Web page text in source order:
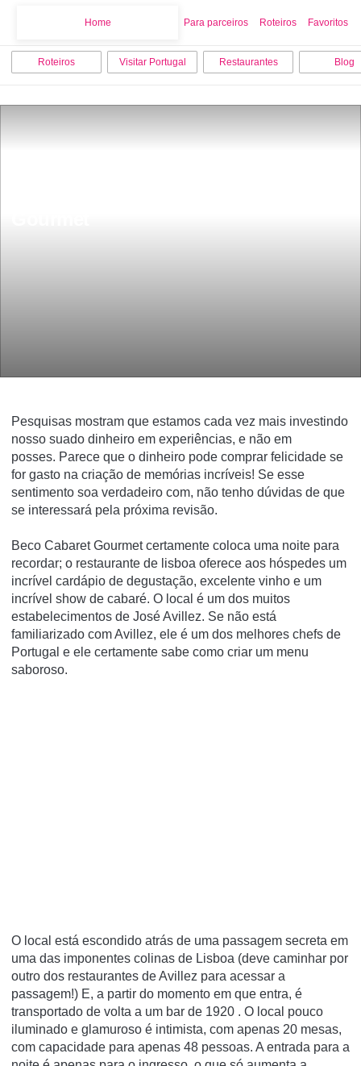
Home Para parceiros Roteiros Favoritos
Roteiros Visitar Portugal Restaurantes Blog
Pesquisas mostram que estamos cada vez mais investindo
nosso suado dinheiro em experiências, e não em
posses. Parece que o dinheiro pode comprar felicidade se
for gasto na criação de memórias incríveis! Se esse
sentimento soa verdadeiro com, não tenho dúvidas de que
se interessará pela próxima revisão.
Beco Cabaret Gourmet certamente coloca uma noite para
recordar; o restaurante de lisboa oferece aos hóspedes um
incrível cardápio de degustação, excelente vinho e um
incrível show de cabaré. O local é um dos muitos
estabelecimentos de José Avillez. Se não está
familiarizado com Avillez, ele é um dos melhores chefs de
Portugal e ele certamente sabe como criar um menu
saboroso.
O local está escondido atrás de uma passagem secreta em
uma das imponentes colinas de Lisboa (deve caminhar por
outro dos restaurantes de Avillez para acessar a
passagem!) E, a partir do momento em que entra, é
transportado de volta a um bar de 1920 . O local pouco
iluminado e glamuroso é intimista, com apenas 20 mesas,
com capacidade para apenas 48 pessoas. A entrada para a